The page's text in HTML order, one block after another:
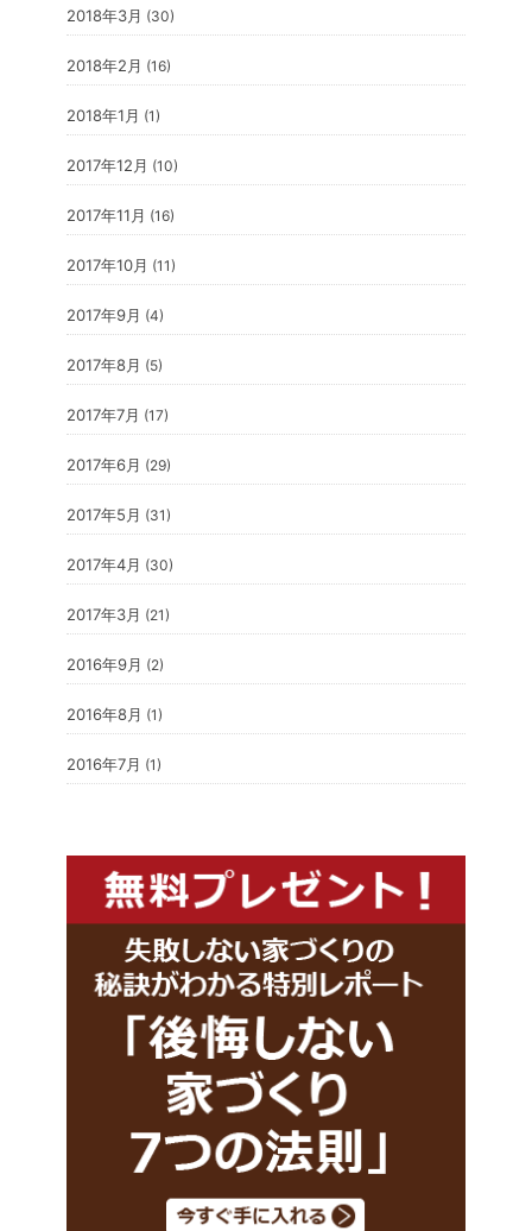
2018年3月 (30)
2018年2月 (16)
2018年1月 (1)
2017年12月 (10)
2017年11月 (16)
2017年10月 (11)
2017年9月 (4)
2017年8月 (5)
2017年7月 (17)
2017年6月 (29)
2017年5月 (31)
2017年4月 (30)
2017年3月 (21)
2016年9月 (2)
2016年8月 (1)
2016年7月 (1)